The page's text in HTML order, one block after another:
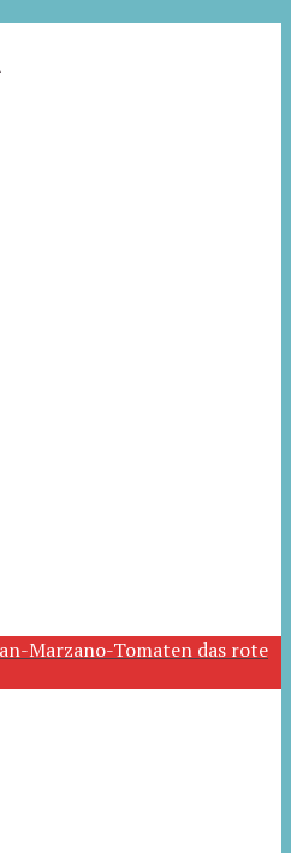
Marzano-Tomaten das rote